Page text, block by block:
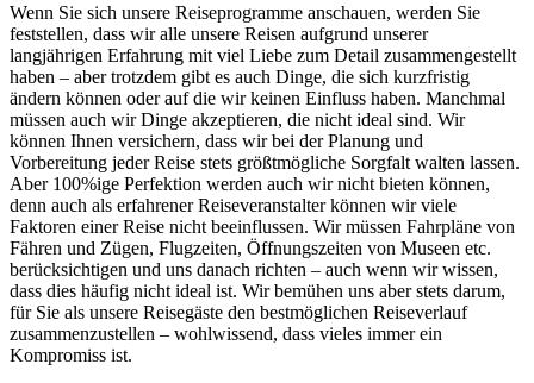
Wenn Sie sich unsere Reiseprogramme anschauen, werden Sie
feststellen, dass wir alle unsere Reisen aufgrund unserer
langjährigen Erfahrung mit viel Liebe zum Detail zusammengestellt
haben – aber trotzdem gibt es auch Dinge, die sich kurzfristig
ändern können oder auf die wir keinen Einfluss haben. Manchmal
müssen auch wir Dinge akzeptieren, die nicht ideal sind. Wir
können Ihnen versichern, dass wir bei der Planung und
Vorbereitung jeder Reise stets größtmögliche Sorgfalt walten lassen.
Aber 100%ige Perfektion werden auch wir nicht bieten können,
denn auch als erfahrener Reiseveranstalter können wir viele
Faktoren einer Reise nicht beeinflussen. Wir müssen Fahrpläne von
Fähren und Zügen, Flugzeiten, Öffnungszeiten von Museen etc.
berücksichtigen und uns danach richten – auch wenn wir wissen,
dass dies häufig nicht ideal ist. Wir bemühen uns aber stets darum,
für Sie als unsere Reisegäste den bestmöglichen Reiseverlauf
zusammenzustellen – wohlwissend, dass vieles immer ein
Kompromiss ist.